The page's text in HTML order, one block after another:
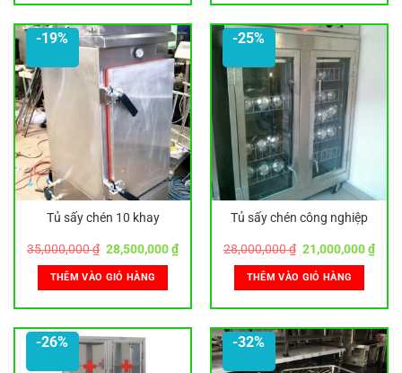
-19%
Tủ sấy chén 10 khay
35,000,000₫ Giá
gốc
là:
35,000,000 ₫.
28,500,000₫Giá
hiện
28,500,000 ₫.
THÊM VÀO GIỎ HÀNG
-25%
Tủ sấy chén công nghiệp
28,000,000₫ Giá
gốc
là:
28,000,000 ₫.
21,000,000₫Giá
hiện
THÊM VÀO GIỎ HÀNG
-26% -32%